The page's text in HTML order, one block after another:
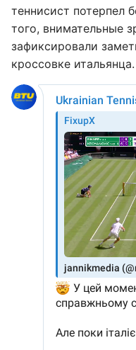
теннисист потерпел
того, внимательные
зафиксировали
кроссовке итальянца.